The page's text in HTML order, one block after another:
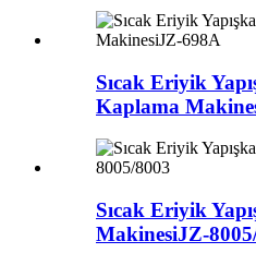
Sıcak Eriyik
Kaplama
Sıcak Eriyik
MakinesiJZ-